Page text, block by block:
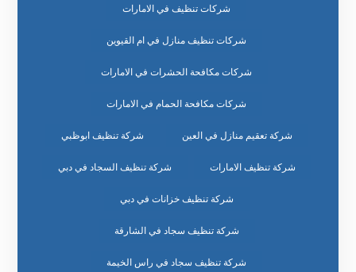
شركات تنظيف في الامارات
شركات تنظيف منازل في ام القيوين
شركات مكافحة الحشرات في الامارات
شركات مكافحة الحمام في الامارات
شركة تعقيم منازل في العين شركة تنظيف ابوظبي
شركة تنظيف الامارات شركة تنظيف السجاد في دبي
شركة تنظيف خزانات في دبي
شركة تنظيف سجاد في الشارقة
شركة تنظيف سجاد في راس الخيمة